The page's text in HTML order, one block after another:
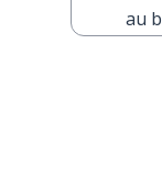
au
de